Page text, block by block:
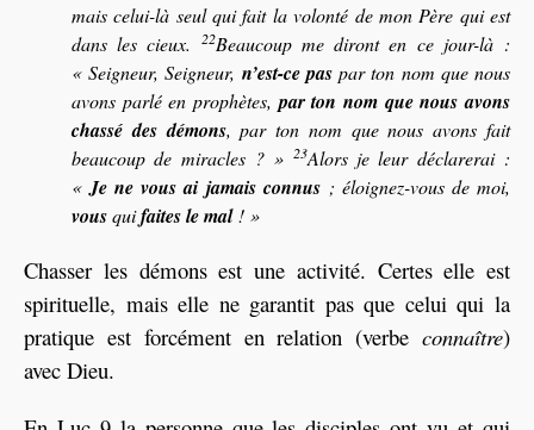
mais celui-là seul qui fait la volonté de mon Père qui est
dans les cieux.
22Beaucoup me diront en ce jour-là :
« Seigneur, Seigneur, n’est-ce paspar ton nom que nous
avons parlé en prophètes, par ton nom que nous avons
chassé des démons, par ton nom que nous avons fait
beaucoup de miracles ? » 23Alors je leur déclarerai :
« Je ne vous ai jamais connus; éloignez-vous de moi,
vousquifaites le mal! »
Chasser les démons est une activité. Certes elle est
spirituelle, mais elle ne garantit pas que celui qui la
pratique est forcément en relation (verbe connaître)
avec Dieu.